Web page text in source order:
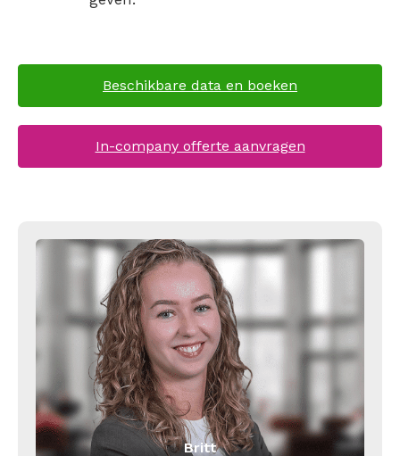
Beschikbare data en boeken
In-company offerte aanvragen
Britt